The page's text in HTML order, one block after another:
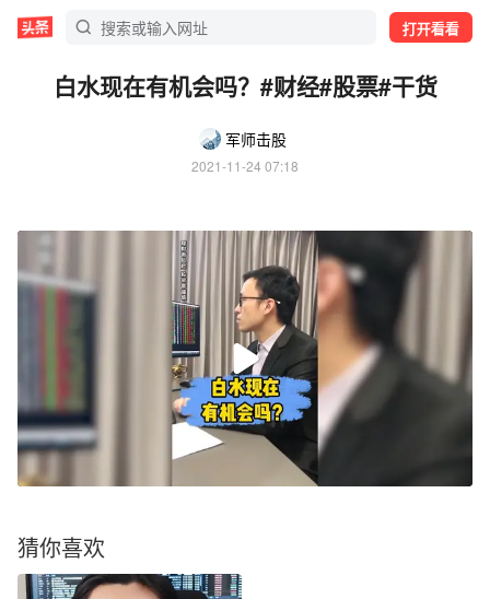
打开看看
白水现在有机会吗？#财经#股票#干货
军师击股
2021-11-24 07:18
猜你喜欢